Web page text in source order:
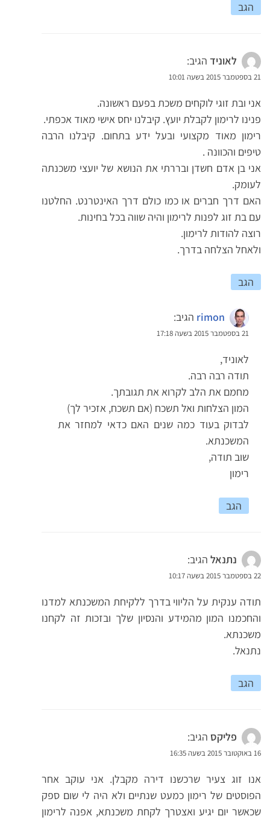
הגב
לאוניד הגיב:
21 בספטמבר 2015 בשעה 10:01
אני ובת זוגי לוקחים משכת בפעם ראשונה.
פנינו לרימון לקבלת יועץ. קיבלנו יחס אישי מאוד אכפתי.
רימון מאוד מקצועי ובעל ידע בתחום. קיבלנו הרבה
טיפים והכוונה .
אני בן אדם חשדן ובררתי את הנושא של יועצי משכנתה
לעומק.
האם דרך חברים או כמו כולם דרך האינטרנט. החלטנו
עם בת זוג לפנות לרימון והיה שווה בכל בחינות.
רוצה להודות לרימון.
ולאחל הצלחה בדרך.
הגב
rimon הגיב:
21 בספטמבר 2015 בשעה 17:18
לאוניד,
תודה רבה רבה.
מחמם את הלב לקרוא את תגובתך.
המון הצלחות ואל תשכח (אם תשכח, אזכיר לך)
לבדוק בעוד כמה שנים האם כדאי למחזר את
המשכנתא.
שוב תודה,
רימון
הגב
נתנאל הגיב:
22 בספטמבר 2015 בשעה 10:17
תודה ענקית על הליווי בדרך ללקיחת המשכנתא למדנו
והחכמנו המון מהמידע והנסיון שלך ובזכות זה לקחנו
משכנתא.
נתנאל.
הגב
פליקס הגיב:
16 באוקטובר 2015 בשעה 16:35
אנו זוג צעיר שרכשנו דירה מקבלן. אני עוקב אחר
הפוסטים של רימון כמעט שנתיים ולא היה לי שום ספק
שכאשר יום יגיע ואצטרך לקחת משכנתא, אפנה לרימון